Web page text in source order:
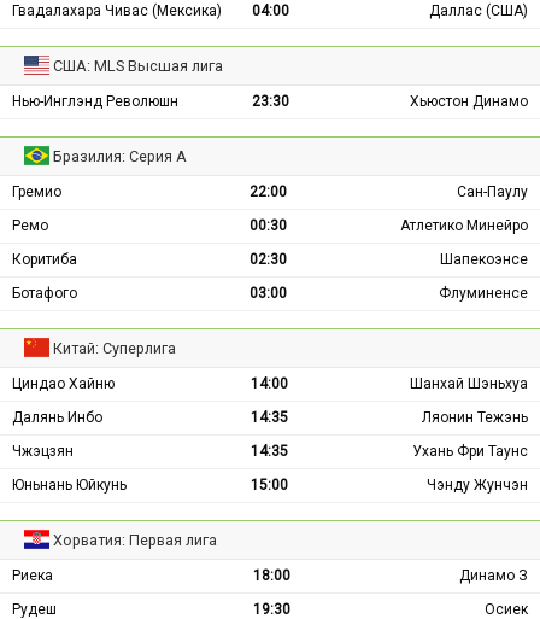
Гвадалахара Чивас (Мексика)
04:00 Даллас (США)
США: MLS Высшая лига
Нью-Инглэнд Революшн 23:30 Хьюстон Динамо
Бразилия: Серия А
Гремио 22:00
Сан-Паулу
Ремо
00:30
Атлетико Минейро
Коритиба
02:30
Шапекоэнсе
Ботафого
03:00 Флуминенсе
Китай: Суперлига
Циндао Хайню 14:00
Шанхай Шэньхуа
Далянь Инбо
14:35
Ляонин Тежэнь
Чжэцзян
14:35
Ухань Фри Таунс
Юньнань Юйкунь
15:00 Чэнду Жунчэн
Хорватия: Первая лига
Риека 18:00
Динамо З
Рудеш
19:30
Осиек